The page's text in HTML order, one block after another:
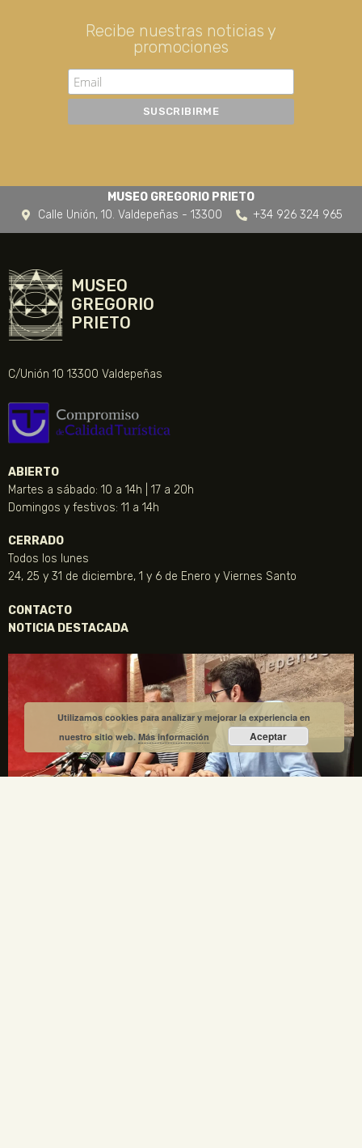
Recibe nuestras noticias y
promociones
MUSEO GREGORIO PRIETO
Calle Unión, 10. Valdepeñas - 13300
+34 926 324 965
MUSEO
GREGORIO
PRIETO
C/Unión 10 13300 Valdepeñas
ABIERTO
Martes a sábado: 10 a 14h | 17 a 20h
Domingos y festivos: 11 a 14h
CERRADO
Todos los lunes
24, 25 y 31 de diciembre, 1 y 6 de Enero y Viernes Santo
CONTACTO
NOTICIA DESTACADA
Utilizamos cookies para analizar y mejorar la experiencia en
nuestro sitio web.Más información Aceptar